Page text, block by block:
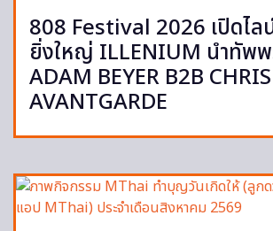
808 Festival 2026 เปิดไ
ยิ่งใหญ่ ILLENIUM นำทัพ
ADAM BEYER B2B CHRIS
AVANTGARDE